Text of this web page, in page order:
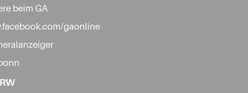
beim GA
gaonline